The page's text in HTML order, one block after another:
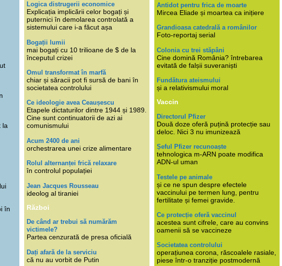
la
în
Logica distrugerii economice
Explicația implicării celor bogați și
puternici în demolarea controlată a
sistemului care i-a făcut așa
Bogații lumii
mai bogați cu 10 trilioane de $ de la
începutul crizei
Omul transformat în marfă
chiar și săracii pot fi sursă de bani în
societatea controlului
Ce ideologie avea Ceaușescu
Etapele dictaturilor dintre 1944 și 1989.
Cine sunt continuatorii de azi ai
comunismului
Acum 2400 de ani
orchestrarea unei crize alimentare
Rolul alternanței frică relaxare
în controlul populației
Jean Jacques Rousseau
ideolog al tiraniei
Război
De când ar trebui să numărăm
victimele?
Partea cenzurată de presa oficială
Dați afară de la serviciu
că nu au vorbit de Putin
Antidot pentru frica de moarte
Mircea Eliade și moartea ca inițiere
Grandioasa catedrală a românilor
Foto-reportaj serial
Colonia cu trei stăpâni
Cine domină România? întrebarea
evitată de falșii suveraniști
Fundătura ateismului
și a relativismului moral
Vaccin
Directorul Pfizer
Două doze oferă puțină protecție sau
deloc. Nici 3 nu imunizează
Șeful Pfizer recunoaște
tehnologica m-ARN poate modifica
ADN-ul uman
Testele pe animale
și ce ne spun despre efectele
vaccinului pe termen lung, pentru
fertilitate și femei gravide.
Ce protecție oferă vaccinul
acestea sunt cifrele, care au convins
oamenii să se vaccineze
Societatea controlului
operațiunea corona, răscoalele rasiale,
piese într-o tranziție postmodernă